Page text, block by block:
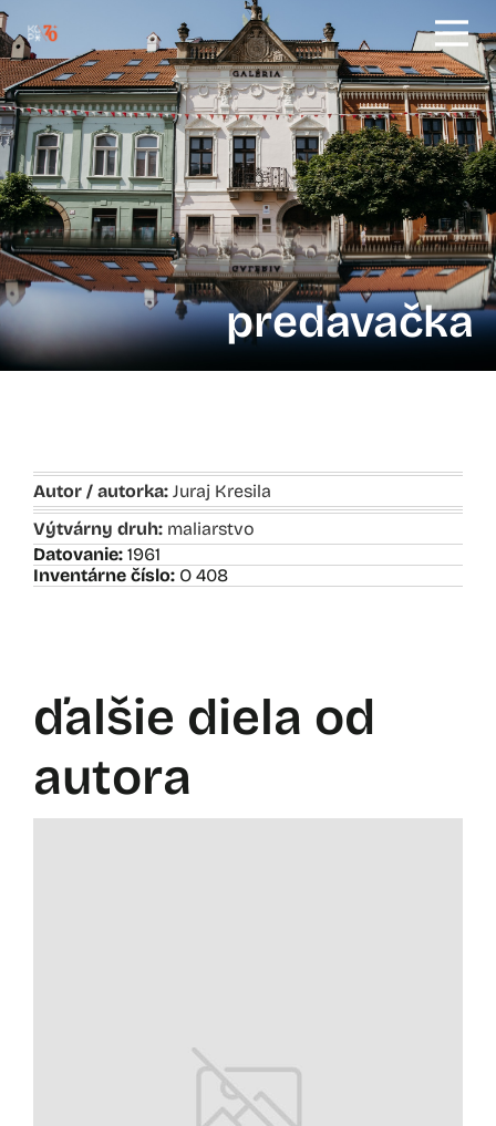
predavačka
Autor / autorka: Juraj Kresila
Výtvárny druh: maliarstvo
Datovanie: 1961
Inventárne číslo: O 408
ďalšie diela od
autora